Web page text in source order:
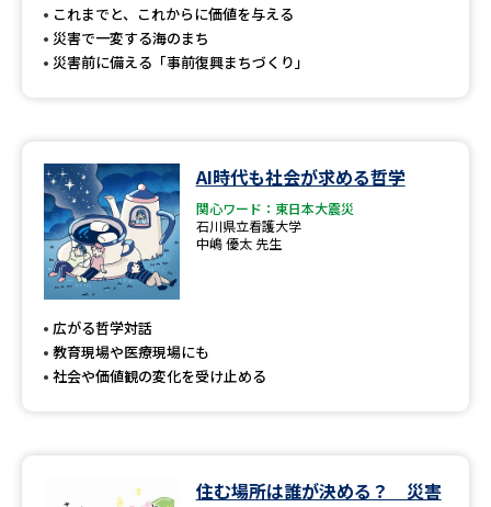
学問発見
学問のミニ講義「夢ナビ講義」
学問の教科書 夢ナビライブ
ユーザーサポート
Ｑ＆Ａ よくあるご質問
資料の料金の
これまでと、これからに価値を与える
災害で一変する海のまち
災害前に備える「事前復興まちづくり」
AI時代も社会が求める哲学
関心ワード：東日本大震災
石川県立看護大学
中嶋 優太 先生
広がる哲学対話
教育現場や医療現場にも
社会や価値観の変化を受け止める
住む場所は誰が決める？ 災害